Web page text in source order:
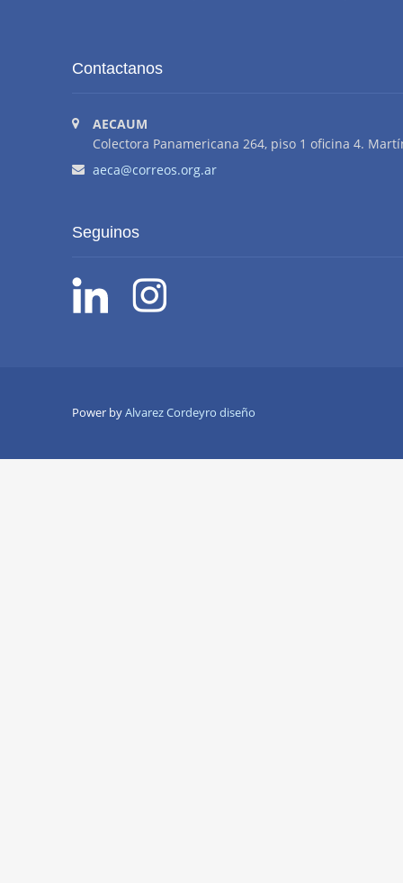
Contactanos
AECAUM
Colectora Panamericana 264, piso 1 oficina 4.
aeca@correos.org.ar
Seguinos
Power byAlvarez Cordeyro diseño